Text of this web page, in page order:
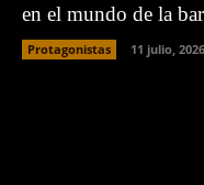
en el mundo de la
Protagonistas 11 julio, 2026